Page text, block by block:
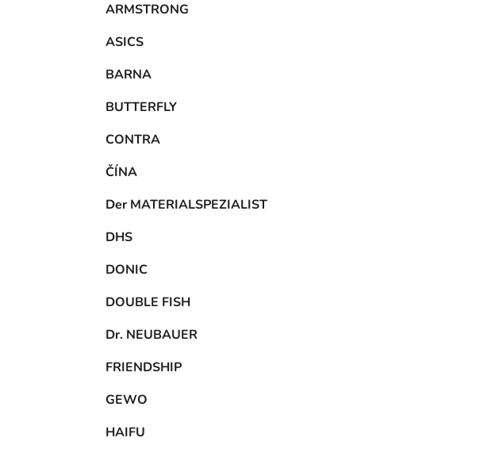
ARMSTRONG
ASICS
BARNA
BUTTERFLY
CONTRA
ČÍNA
Der MATERIALSPEZIALIST
DHS
DONIC
DOUBLE FISH
Dr. NEUBAUER
FRIENDSHIP
GEWO
HAIFU